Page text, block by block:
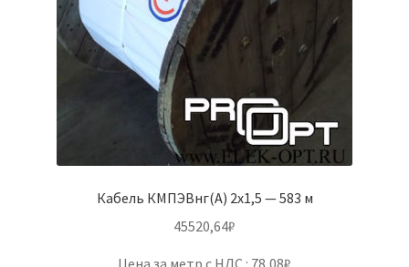
Кабель КМПЭВнг(А) 2х1,5 — 583 м
45520,64₽
Цена за метр с НДС : 78,08₽